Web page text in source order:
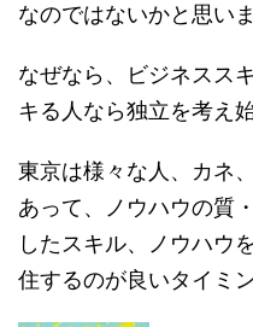
なのではないかと思いま
なぜなら、ビジネスス
キる人なら独立を考え
東京は様々な人、カネ
あって、ノウハウの質
したスキル、ノウハウ
住するのが良いタイミ